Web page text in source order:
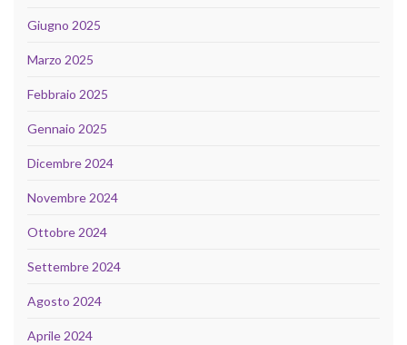
Giugno 2025
Marzo 2025
Febbraio 2025
Gennaio 2025
Dicembre 2024
Novembre 2024
Ottobre 2024
Settembre 2024
Agosto 2024
Aprile 2024